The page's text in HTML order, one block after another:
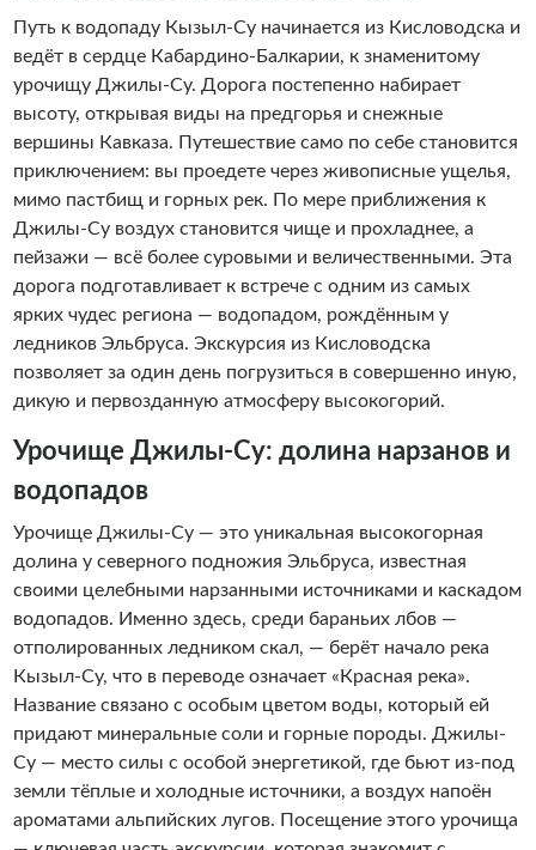
Путь к водопаду Кызыл-Су начинается из Кисловодска и
ведёт в сердце Кабардино-Балкарии, к знаменитому
урочищу Джилы-Су. Дорога постепенно набирает
высоту, открывая виды на предгорья и снежные
вершины Кавказа. Путешествие само по себе становится
приключением: вы проедете через живописные ущелья,
мимо пастбищ и горных рек. По мере приближения к
Джилы-Су воздух становится чище и прохладнее, а
пейзажи — всё более суровыми и величественными. Эта
дорога подготавливает к встрече с одним из самых
ярких чудес региона — водопадом, рождённым у
ледников Эльбруса. Экскурсия из Кисловодска
позволяет за один день погрузиться в совершенно иную,
дикую и первозданную атмосферу высокогорий.
Урочище Джилы-Су: долина нарзанов и
водопадов
Урочище Джилы-Су — это уникальная высокогорная
долина у северного подножия Эльбруса, известная
своими целебными нарзанными источниками и каскадом
водопадов. Именно здесь, среди бараньих лбов —
отполированных ледником скал, — берёт начало река
Кызыл-Су, что в переводе означает «Красная река».
Название связано с особым цветом воды, который ей
придают минеральные соли и горные породы. Джилы-
Су — место силы с особой энергетикой, где бьют из-под
земли тёплые и холодные источники, а воздух напоён
ароматами альпийских лугов. Посещение этого урочища